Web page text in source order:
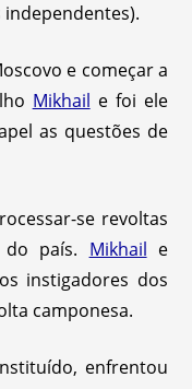
e começar a
Mikhail e foi ele
as questões de
se revoltas
do país. Mikhail e
instigadores dos
camponesa.
enfrentou